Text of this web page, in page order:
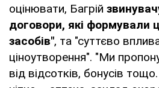
оцінювати, Багрій
договори, які формували
засобів", та "суттєво
ціноутворення". "Ми
від відсотків, бонусів